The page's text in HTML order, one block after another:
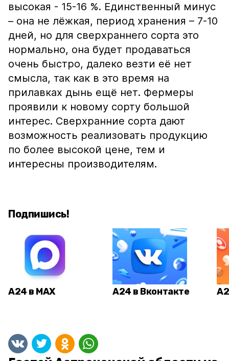
высокая - 15-16 %. Единственный минус
– она не лёжкая, период хранения – 7-10
дней, но для сверхраннего сорта это
нормально, она будет продаваться
очень быстро, далеко везти её нет
смысла, так как в это время на
прилавках дынь ещё нет. Фермеры
проявили к новому сорту большой
интерес. Сверхранние сорта дают
возможность реализовать продукцию
по более высокой цене, тем и
интересны производителям.
Подпишись!
А24 в MAX А24 в Вконтакте